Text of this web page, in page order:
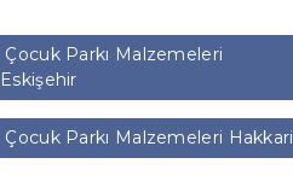
Çocuk Parkı Malzemeleri
Eskişehir
Çocuk Parkı Malzemeleri Hakkari